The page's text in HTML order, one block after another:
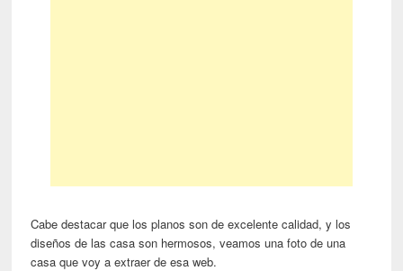
Cabe destacar que los planos son de excelente calidad, y los
diseños de las casa son hermosos, veamos una foto de una
casa que voy a extraer de esa web.